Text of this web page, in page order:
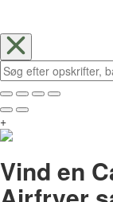
+
Vind en